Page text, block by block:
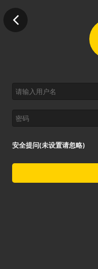
安全提问(未设置请忽略)